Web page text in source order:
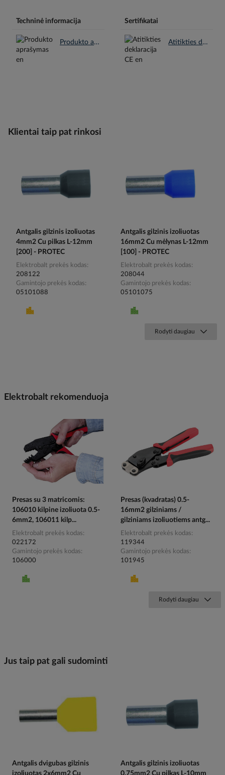
Techninė informacija
Produkto aprašymas en.pdf
Sertifikatai
Atitikties deklaracija CE en.pdf
Klientai taip pat rinkosi
Antgalis gilzinis izoliuotas
4mm2 Cu pilkas L-12mm
[200] - PROTEC
Elektrobalt prekės kodas
208122
Gamintojo prekės kodas
05101088
Antgalis gilzinis izoliuotas
16mm2 Cu mėlynas L-12mm
[100] - PROTEC
Elektrobalt prekės kodas
208044
Gamintojo prekės kodas
05101075
Rodyti daugiau
Elektrobalt rekomenduoja
Presas su 3 matricomis:
106010 kilpine izoliuota 0.5-
6mm2, 106011 kilp...
Elektrobalt prekės kodas
022172
Gamintojo prekės kodas
106000
Presas (kvadratas) 0.5-
16mm2 gilziniams /
gilziniams izoliuotiems antg...
Elektrobalt prekės kodas
119344
Gamintojo prekės kodas
101945
Rodyti daugiau
Jus taip pat gali sudominti
Antgalis dvigubas gilzinis
Antgalis gilzinis izoliuotas